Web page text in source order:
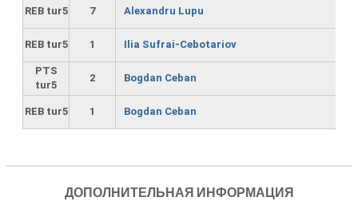
REB tur5 7 Alexandru Lupu
REB tur5 1 Ilia Sufrai-Cebotariov
PTS
tur5
2 Bogdan Ceban
REB tur5 1 Bogdan Ceban
ДОПОЛНИТЕЛЬНАЯ ИНФОРМАЦИЯ